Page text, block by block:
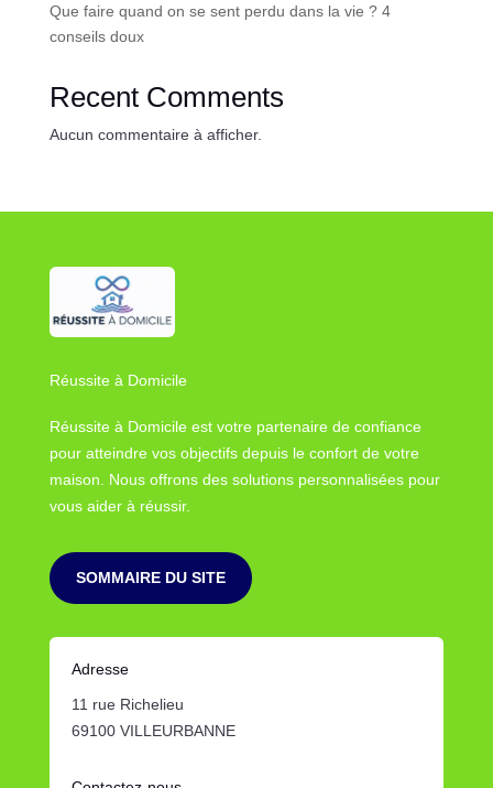
Que faire quand on se sent perdu dans la vie ? 4
conseils doux
Recent Comments
Aucun commentaire à afficher.
Réussite à Domicile
Réussite à Domicile est votre partenaire de confiance
pour atteindre vos objectifs depuis le confort de votre
maison. Nous offrons des solutions personnalisées pour
vous aider à réussir.
SOMMAIRE DU SITE
Adresse
11 rue Richelieu
69100 VILLEURBANNE